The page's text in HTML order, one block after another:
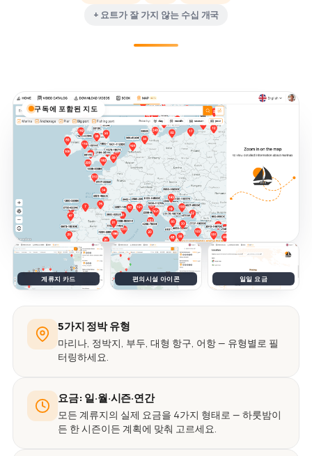
+ 요트가 잘 가지 않는 수십 개국
구독에 포함된 지도
계류지 카드 편의시설 아이콘 일일 요금
5가지 정박 유형
마리나, 정박지, 부두, 대형 항구, 어항 — 유형별로 필
터링하세요.
요금: 일·월·시즌·연간
모든 계류지의 실제 요금을 4가지 형태로 — 하룻밤이
든 한 시즌이든 계획에 맞춰 고르세요.